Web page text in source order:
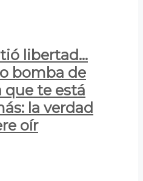
libertad…
bomba de
que te está
la verdad
oír